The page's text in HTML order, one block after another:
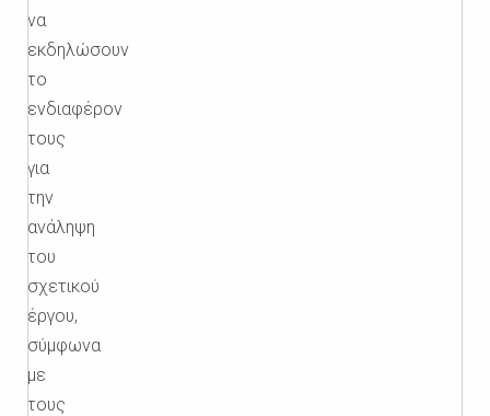
να
εκδηλώσουν
το
ενδιαφέρον
τους
για
την
ανάληψη
του
σχετικού
έργου,
σύμφωνα
με
τους